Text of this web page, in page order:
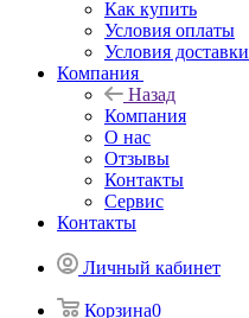
Как купить
Условия оплаты
Условия доставки
Компания
Назад
Компания
О нас
Отзывы
Контакты
Сервис
Контакты
Личный кабинет
Корзина0